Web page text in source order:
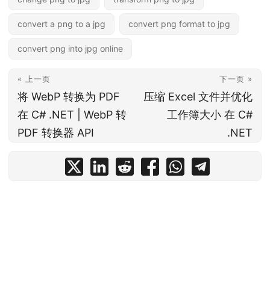
convert a png to a jpg convert png format to jpg
convert png into jpg online
« 上一页
将 WebP 转换为 PDF
在 C# .NET | WebP 转
PDF 转换器 API
下一页 »
压缩 Excel 文件并优化
工作簿大小 在 C#
.NET